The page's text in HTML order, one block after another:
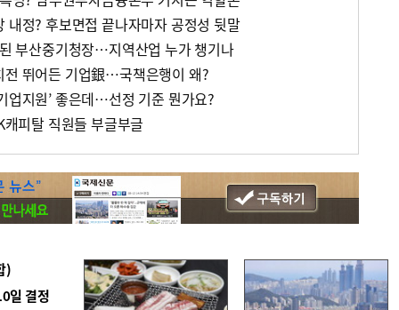
내정? 후보면접 끝나자마자 공정성 뒷말
부산중기청장…지역산업 누가 챙기나
전 뛰어든 기업銀…국책은행이 왜?
업지원’ 좋은데…선정 기준 뭔가요?
피탈 직원들 부글부글
)
일 결정